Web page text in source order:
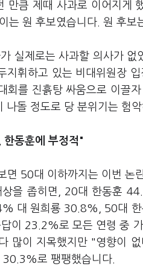
만큼 제때 사과로 이어지게
는 원 후보였습니다. 원 후보
실제로는 사과할 의사가
지휘하고 있는 비대위원장
회를 진흙탕 싸움으로 이끌
나돌 정도로 당 분위기는 험악
동훈에 부정적"
면 50대 이하까지는 이번 논
상을 좁히면, 20대 한동훈
대 원희룡 30.8%, 50대
이 23.2%로 모든 연령 중
많이 지목했지만 "영향이
로 팽팽했습니다.